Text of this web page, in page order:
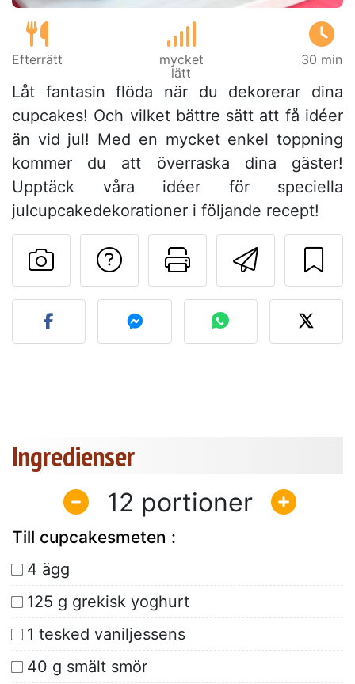
Efterrätt
mycket
lätt
30 min
Låt fantasin flöda när du dekorerar dina
cupcakes! Och vilket bättre sätt att få idéer
än vid jul! Med en mycket enkel toppning
kommer du att överraska dina gäster!
Upptäck våra idéer för speciella
julcupcakedekorationer i följande recept!
Skriv ut
Ställa en fråga till
Lägg upp ditt foto av
Ingredienser
12
Till cupcakesmeten :
4 ägg
125 g grekisk yoghurt
1 tesked vaniljessens
40 g smält smör